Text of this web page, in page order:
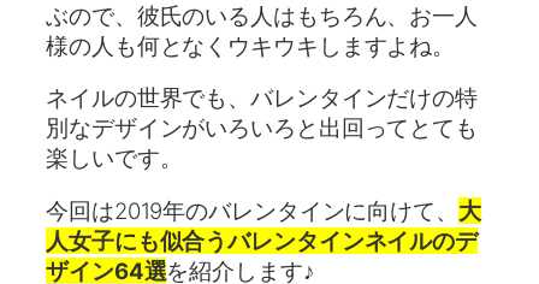
ぶので、彼氏のいる人はもちろん、お一人
様の人も何となくウキウキしますよね。
ネイルの世界でも、バレンタインだけの特
別なデザインがいろいろと出回ってとても
楽しいです。
今回は2019年のバレンタインに向けて、 大
人女子にも似合うバレンタインネイルのデ
ザイン64選を紹介します♪